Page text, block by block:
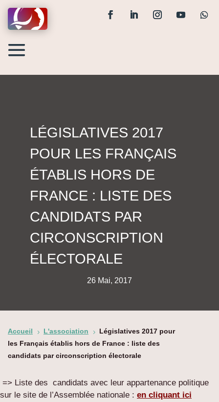
LÉGISLATIVES 2017
POUR LES FRANÇAIS
ÉTABLIS HORS DE
FRANCE : LISTE DES
CANDIDATS PAR
CIRCONSCRIPTION
ÉLECTORALE
26 Mai, 2017
Accueil 5 L'association 5
Législatives 2017 pour
les Français établis hors de France : liste des
candidats par circonscription électorale
=> Liste des candidats avec leur appartenance politique
sur le site de l’Assemblée nationale : en cliquant ici